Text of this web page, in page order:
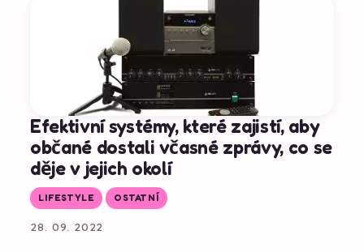
Efektivní systémy, které zajistí, aby
občané dostali včasné zprávy, co se
děje v jejich okolí
LIFESTYLE OSTATNÍ
28. 09. 2022